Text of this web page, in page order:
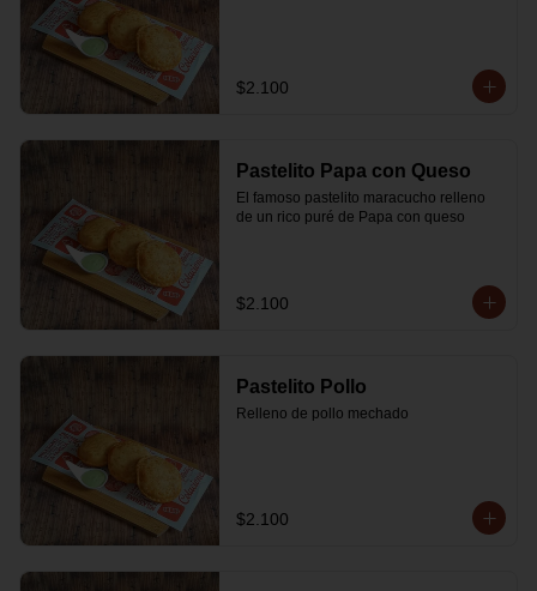
$2.100
Pastelito Papa con Queso
El famoso pastelito maracucho relleno
de un rico puré de Papa con queso
$2.100
Pastelito Pollo
Relleno de pollo mechado
$2.100